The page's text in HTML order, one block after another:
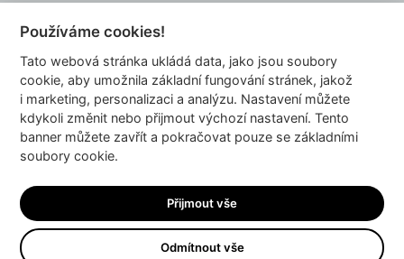
info@dyzajnmarket.com
Mujmarket s.r.o.
Buzulucká 569/10
160 00 Praha 6
DIČ CZ04980913
Používáme cookies!
Tato webová stránka ukládá data, jako jsou soubory
cookie, aby umožnila základní fungování stránek, jakož
i marketing, personalizaci a analýzu. Nastavení můžete
kdykoli změnit nebo přijmout výchozí nastavení. Tento
banner můžete zavřít a pokračovat pouze se základními
soubory cookie.
Přijmout vše
Odmítnout vše